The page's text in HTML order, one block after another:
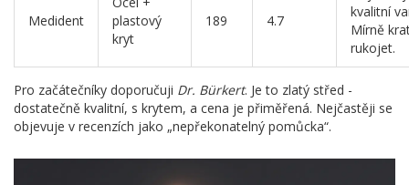
Medident
plastový
kryt
189 4.7
kvalitní
Mírně
rukojet.
Pro začátečníky doporučuji Dr. Bürkert. Je to zlatý střed -
dostatečně kvalitní, s krytem, a cena je přiměřená. Nejčastěji se
objevuje v recenzích jako „nepřekonatelný pomůcka“.